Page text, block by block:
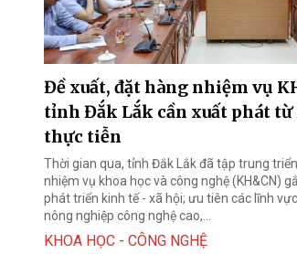
Đề xuất, đặt hàng nhiệm vụ
tỉnh Đắk Lắk cần xuất phát từ
thực tiễn
Thời gian qua, tỉnh Đắk Lắk đã tập trung
nhiệm vụ khoa học và công nghệ (KH&CN)
phát triển kinh tế - xã hội; ưu tiên các lĩnh
nông nghiệp công nghệ cao,...
KHOA HỌC - CÔNG NGHỆ